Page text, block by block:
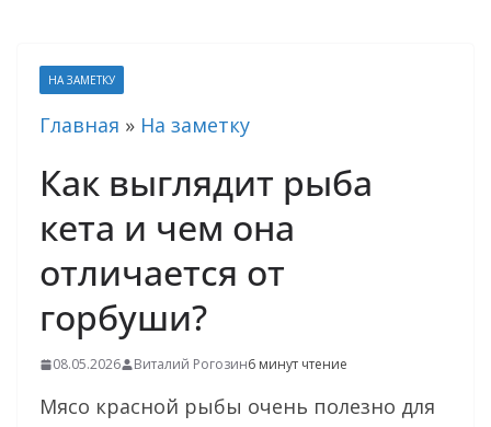
НА ЗАМЕТКУ
Главная » На заметку
Как выглядит рыба
кета и чем она
отличается от
горбуши?
08.05.2026 Виталий Рогозин6 минут чтение
Мясо красной рыбы очень полезно для